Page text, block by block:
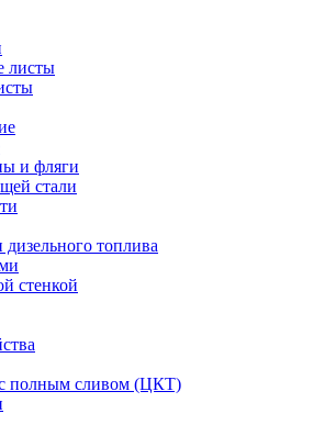
листы
и фляги
стали
топлива
стенкой
полным сливом (ЦКТ)